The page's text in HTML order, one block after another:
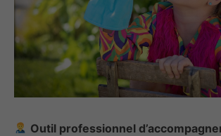
Outil professionnel